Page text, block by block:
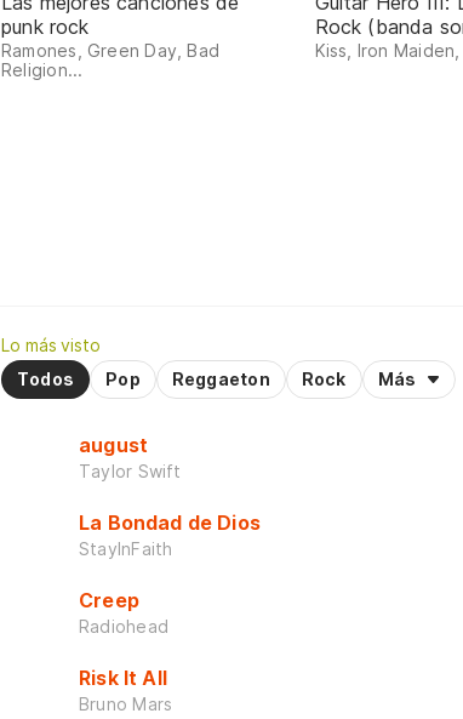
punk rock
Ramones, Green Day, Bad
Religion...
Rock (banda
Kiss, Iron
Lo más visto
Todos
Pop Reggaeton Rock Más
august
Taylor Swift
La Bondad de Dios
StayInFaith
Creep
Radiohead
Risk It All
Bruno Mars